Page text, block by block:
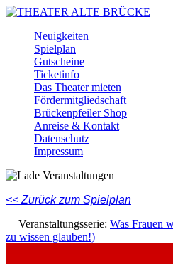
Skip
content
Neuigkeiten
Spielplan
Gutscheine
Ticketinfo
Das Theater mieten
Fördermitgliedschaft
Brückenpfeiler Shop
Anreise & Kontakt
Datenschutz
Impressum
Facebook
Instagram
Youtube
<< Zurück zum Spielplan
Veranstaltungsserie: Was Frauen
zu wissen glauben!)